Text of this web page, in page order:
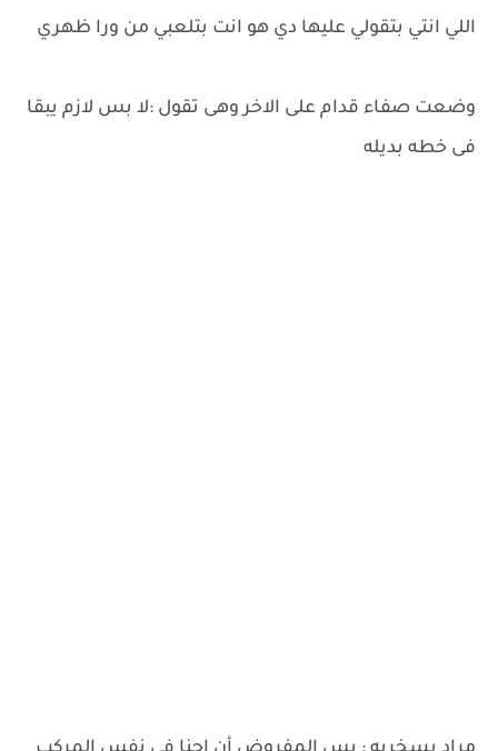
اللي انتي بتقولي عليها دي هو انت بتلعبي من ورا ظهري
وضعت صفاء قدام على الاخر وهى تقول :لا بس لازم يبقا
فى خطه بديله